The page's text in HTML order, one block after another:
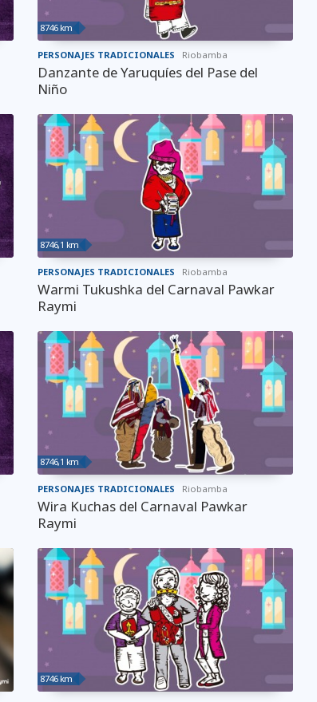
8746 km
PERSONAJES TRADICIONALES Riobamba
Danzante de Yaruquíes del Pase del
Niño
8746,1 km
PERSONAJES TRADICIONALES Riobamba
Warmi Tukushka del Carnaval Pawkar
Raymi
8746,1 km
PERSONAJES TRADICIONALES Riobamba
Wira Kuchas del Carnaval Pawkar
Raymi
8746 km